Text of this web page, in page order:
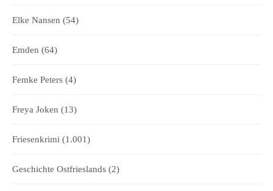
Elke Nansen (54)
Emden (64)
Femke Peters (4)
Freya Joken (13)
Friesenkrimi (1.001)
Geschichte Ostfrieslands (2)